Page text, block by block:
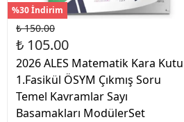
%30 İndirim
₺ 150.00
₺ 105.00
2026 ALES Matematik Kara Kutu
1.Fasikül ÖSYM Çıkmış Soru
Temel Kavramlar Sayı
Basamakları ModülerSet